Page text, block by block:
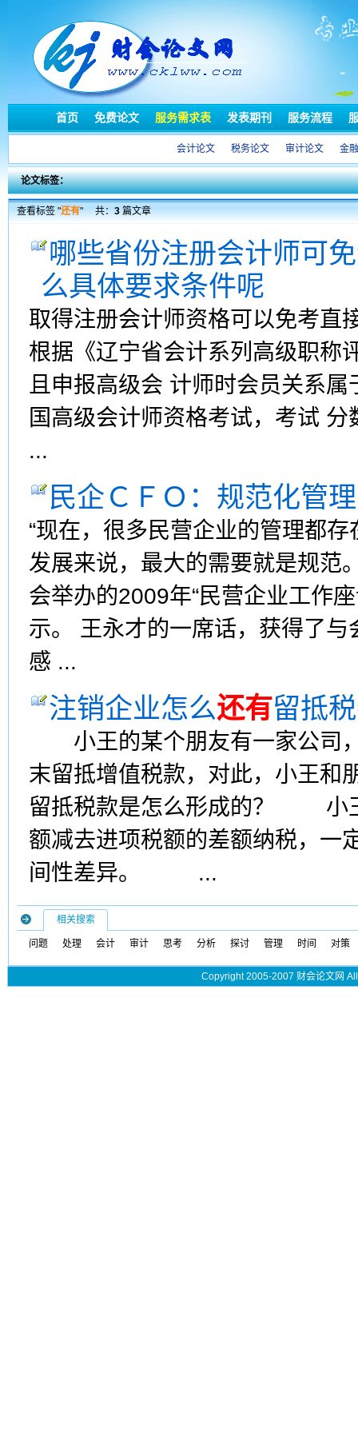
首页 免费论文 服务需求表 发表期刊 服务流程
会计论文 税务论文 审计论文 金
论文标签：
查看标签 "还有" 共：3篇文章
哪些省份注册会计师可
么具体要求条件呢
取得注册会计师资格可以免考直
根据《辽宁省会计系列高级职称
且申报高级会 计师时会员关系
国高级会计师资格考试，考试
...
民企ＣＦＯ：规范化管
“现在，很多民营企业的管理都
发展来说，最大的需要就是规范
会举办的2009年“民营企业工作
示。 王永才的一席话，获得了
感 ...
注销企业怎么还有留抵
小王的某个朋友有一家公司
末留抵增值税款，对此，小王
留抵税款是怎么形成的？ 小
额减去进项税额的差额纳税，一
间性差异。 ...
相关搜索
问题 处理 会计 审计 思考 分析 探讨 管理 时间 对策
Copyright 2005-2007 财会论文网